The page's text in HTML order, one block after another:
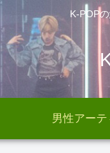
K-POP
男性アーテ